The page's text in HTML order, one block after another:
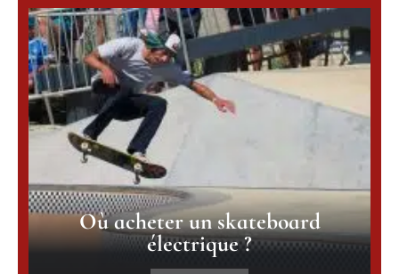
Où acheter un skateboard
électrique ?